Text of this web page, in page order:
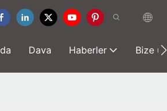
Dava Haberler Bize